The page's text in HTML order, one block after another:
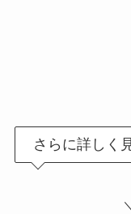
さらに詳しく
＼